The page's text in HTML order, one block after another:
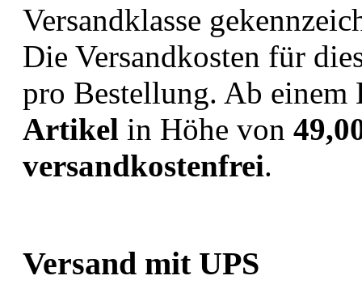
Versandklasse
Die Versandkosten für
pro Bestellung. Ab
Artikel in Höhe von
versandkostenfrei.
Versand mit UPS